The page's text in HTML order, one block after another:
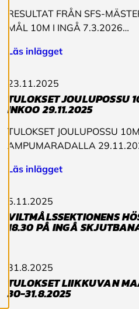
l
l
a
c
c
e
p
e
r
a
l
a
c
o
o
s
RESULTAT FRÅN SFS-
MÅL 10M I INGÅ 7.3.2026…
Läs inlägget
23.11.2025
TULOKSET
INKOO 29.11.2025
TULOKSET JOULUPOSSU
AMPUMARADALLA
Läs inlägget
5.11.2025
VILTMÅLSSEKTIONENS
18.30 PÅ INGÅ
31.8.2025
TULOKSET LIIKKUVAN
30-31.8.2025